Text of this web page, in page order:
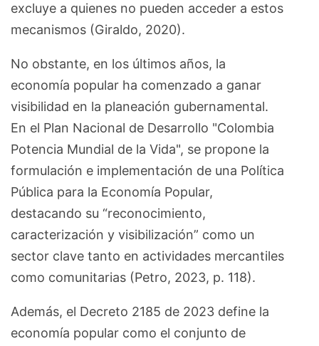
excluye a quienes no pueden acceder a estos
mecanismos (Giraldo, 2020).
No obstante, en los últimos años, la
economía popular ha comenzado a ganar
visibilidad en la planeación gubernamental.
En el Plan Nacional de Desarrollo "Colombia
Potencia Mundial de la Vida", se propone la
formulación e implementación de una Política
Pública para la Economía Popular,
destacando su “reconocimiento,
caracterización y visibilización” como un
sector clave tanto en actividades mercantiles
como comunitarias (Petro, 2023, p. 118).
Además, el Decreto 2185 de 2023 define la
economía popular como el conjunto de